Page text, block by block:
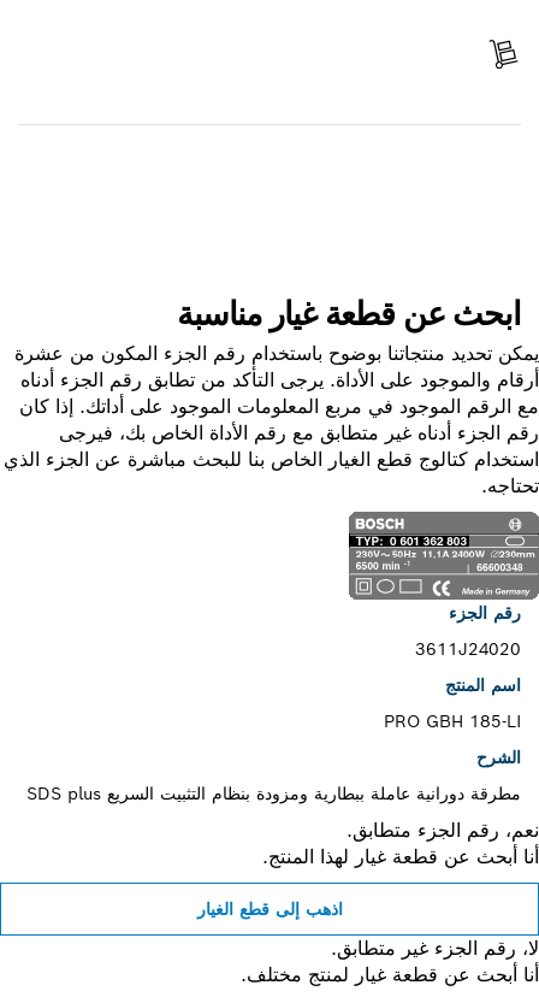
ابحث عن قطعة غيار مناسبة
تحديد منتجاتنا بوضوح باستخدام رقم الجزء المكون من عشرة
والموجود على الأداة. يرجى التأكد من تطابق رقم الجزء أدناه
الرقم الموجود في مربع المعلومات الموجود على أداتك. إذا كان
الجزء أدناه غير متطابق مع رقم الأداة الخاص بك، فيرجى
كتالوج قطع الغيار الخاص بنا للبحث مباشرة عن الجزء الذي
رقم الجزء
3611J24020
اسم المنتج
PRO GBH 185-LI
الشرح
مطرقة دورانية عاملة ببطارية ومزودة بنظام التثبيت السريع SDS plus
رقم الجزء متطابق.
أبحث عن قطعة غيار لهذا المنتج.
اذهب إلى قطع الغيار
رقم الجزء غير متطابق.
أبحث عن قطعة غيار لمنتج مختلف.